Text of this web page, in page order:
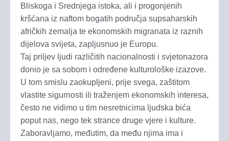
Bliskoga i Srednjega istoka, ali i progonjenih
kršćana iz naftom bogatih područja supsaharskih
afričkih zemalja te ekonomskih migranata iz raznih
dijelova svijeta, zapljusnuo je Europu.
Taj priljev ljudi različitih nacionalnosti i svjetonazora
donio je sa sobom i određene kulturološke izazove.
U tom smislu zaokupljeni, prije svega, zaštitom
vlastite sigurnosti ili traženjem ekonomskih interesa,
često ne vidimo u tim nesretnicima ljudska bića
poput nas, nego tek strance druge vjere i kulture.
Zaboravljamo, međutim, da među njima ima i